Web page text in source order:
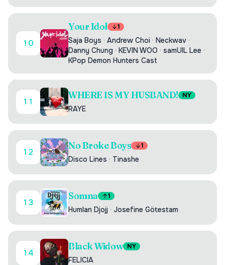
10
Your Idol 1
Saja Boys · Andrew Choi · Neckwav ·
Danny Chung · KEVIN WOO · samUIL Lee ·
KPop Demon Hunters Cast
11
WHERE IS MY HUSBAND! NY
RAYE
12
No Broke Boys 1
Disco Lines · Tinashe
13
Somna 1
Humlan Djojj · Josefine Götestam
14
Black Widow NY
FELICIA